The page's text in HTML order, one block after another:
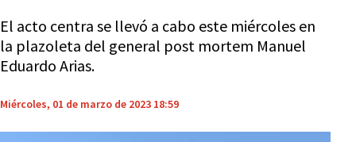
El acto centra se llevó a cabo este miércoles en
la plazoleta del general post mortem Manuel
Eduardo Arias.
Miércoles, 01 de marzo de 2023 18:59